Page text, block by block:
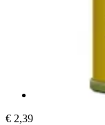
€ 2,39